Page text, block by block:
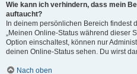
Wie kann ich verhindern, dass mein
auftaucht?
In deinem persönlichen Bereich findest
„Meinen Online-Status während dieser
Option einschaltest, können nur
deinen Online-Status sehen. Du wirst
Nach oben